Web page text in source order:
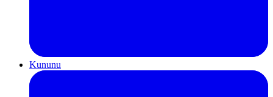
Kununu